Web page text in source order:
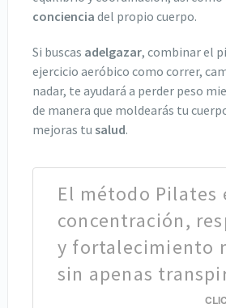
conciencia del propio cuerpo.
Si buscas adelgazar, combinar el
ejercicio aeróbico como correr,
nadar, te ayudará a perder peso
de manera que moldearás tu
mejoras tu salud.
El método Pilates
concentración,
y fortalecimiento
sin apenas